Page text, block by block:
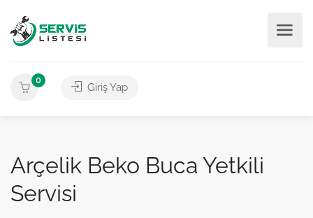
0
Giriş Yap
Arçelik Beko Buca Yetkili
Servisi